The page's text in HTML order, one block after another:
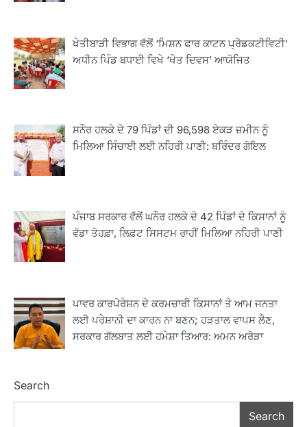
ਖੇਤੀਬਾੜੀ ਵਿਭਾਗ ਵੱਲੋਂ ‘ਮਿਸ਼ਨ ਫਾਰ ਕਾਟਨ ਪ੍ਰੋਡਕਟੀਵਿਟੀ’
ਅਧੀਨ ਪਿੰਡ ਬਧਾਈ ਵਿਖੇ ‘ਖੇਤ ਦਿਵਸ’ ਆਯੋਜਿਤ
ਸਨੌਰ ਹਲਕੇ ਦੇ 79 ਪਿੰਡਾਂ ਦੀ 96,598 ਏਕੜ ਜ਼ਮੀਨ ਨੂੰ
ਮਿਲਿਆ ਸਿੰਚਾਈ ਲਈ ਨਹਿਰੀ ਪਾਣੀ: ਬਰਿੰਦਰ ਗੋਇਲ
ਪੰਜਾਬ ਸਰਕਾਰ ਵੱਲੋਂ ਘਨੌਰ ਹਲਕੇ ਦੇ 42 ਪਿੰਡਾਂ ਦੇ ਕਿਸਾਨਾਂ ਨੂੰ
ਵੱਡਾ ਤੋਹਫ਼ਾ, ਲਿਫ਼ਟ ਸਿਸਟਮ ਰਾਹੀਂ ਮਿਲਿਆ ਨਹਿਰੀ ਪਾਣੀ
ਪਾਵਰ ਕਾਰਪੋਰੇਸ਼ਨ ਦੇ ਕਰਮਚਾਰੀ ਕਿਸਾਨਾਂ ਤੇ ਆਮ ਜਨਤਾ
ਲਈ ਪਰੇਸ਼ਾਨੀ ਦਾ ਕਾਰਨ ਨਾ ਬਣਨ; ਹੜਤਾਲ ਵਾਪਸ ਲੈਣ,
ਸਰਕਾਰ ਗੱਲਬਾਤ ਲਈ ਹਮੇਸ਼ਾ ਤਿਆਰ: ਅਮਨ ਅਰੋੜਾ
Search
Search
ਖੇਤੀਬਾੜੀ ਵਿਭਾਗ ਵੱਲੋਂ ‘ਮਿਸ਼ਨ ਫਾਰ ਕਾਟਨ
ਪ੍ਰੋਡਕਟੀਵਿਟੀ’ ਅਧੀਨ ਪਿੰਡ ਬਧਾਈ ਵਿਖੇ ‘ਖੇਤ
ਦਿਵਸ’ ਆਯੋਜਿਤ
Editor
ਪ੍ਰਿਯਾਂਕ ਕਾਨੂੰਨਗੋ ਵਲੋਂ ਬਰਨਾਲਾ ਵਿੱਚ ਵੱਖ-ਵੱਖ
ਸਕੀਮਾਂ ਦਾ ਜਾਇਜ਼ਾ
Editor